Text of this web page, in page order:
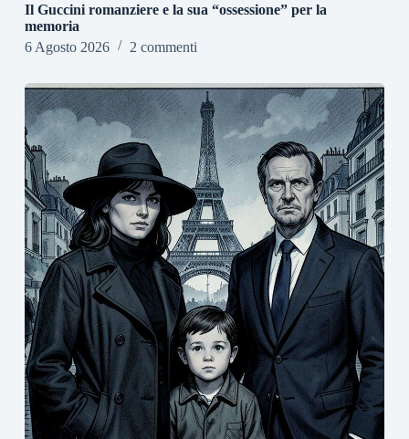
Il Guccini romanziere e la sua “ossessione” per la
memoria
6 Agosto 2026
2 commenti